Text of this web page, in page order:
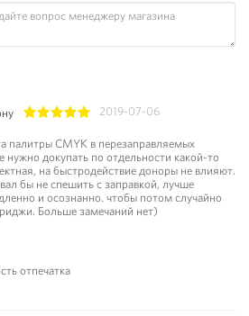
2019-07-06
палитры CMYK в перезаправляемых
нужно докупать по отдельности какой-то
на быстродействие доноры не влияют.
бы не спешить с заправкой, лучше
и осознанно. чтобы потом случайно
Больше замечаний нет)
отпечатка